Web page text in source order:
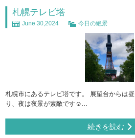
札幌テレビ塔
June 30,2024 今日の絶景
札幌市にあるテレビ塔です。 展望台からは
り、夜は夜景が素敵です☺...
続きを読む